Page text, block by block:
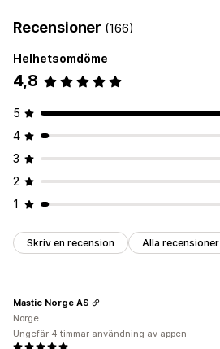
Recensioner (166)
Helhetsomdöme
4,8
5
4
3
2
1
Skriv en recension Alla recensioner
Mastic Norge AS
Norge
Ungefär 4 timmar användning av appen